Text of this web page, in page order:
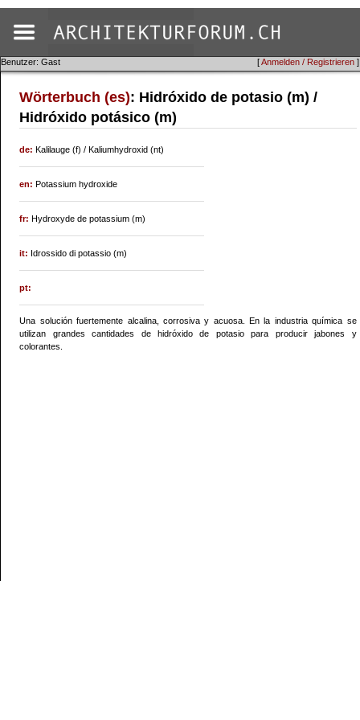
[Anmelden / Registrieren ]
Benutzer: Gast
Wörterbuch (es): Hidróxido de potasio (m) /
Hidróxido potásico (m)
de:Kalilauge (f) / Kaliumhydroxid (nt)
en:Potassium hydroxide
fr:Hydroxyde de potassium (m)
it: Idrossido di potassio (m)
pt:
Una solución fuertemente alcalina, corrosiva y acuosa. En la industria química se
utilizan grandes cantidades de hidróxido de potasio para producir jabones y
colorantes.